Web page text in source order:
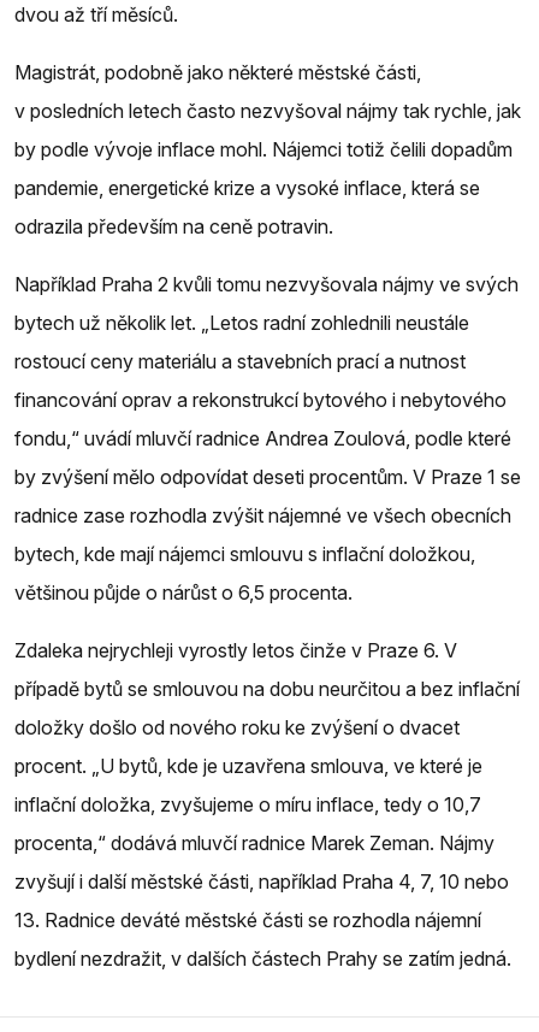
dvou až tří měsíců.
Magistrát, podobně jako některé městské části,
v posledních letech často nezvyšoval nájmy tak rychle, jak
by podle vývoje inflace mohl. Nájemci totiž čelili dopadům
pandemie, energetické krize a vysoké inflace, která se
odrazila především na ceně potravin.
Například Praha 2 kvůli tomu nezvyšovala nájmy ve svých
bytech už několik let. „Letos radní zohlednili neustále
rostoucí ceny materiálu a stavebních prací a nutnost
financování oprav a rekonstrukcí bytového i nebytového
fondu,“ uvádí mluvčí radnice Andrea Zoulová, podle které
by zvýšení mělo odpovídat deseti procentům. V Praze 1 se
radnice zase rozhodla zvýšit nájemné ve všech obecních
bytech, kde mají nájemci smlouvu s inflační doložkou,
většinou půjde o nárůst o 6,5 procenta.
Zdaleka nejrychleji vyrostly letos činže v Praze 6. V
případě bytů se smlouvou na dobu neurčitou a bez inflační
doložky došlo od nového roku ke zvýšení o dvacet
procent. „U bytů, kde je uzavřena smlouva, ve které je
inflační doložka, zvyšujeme o míru inflace, tedy o 10,7
procenta,“ dodává mluvčí radnice Marek Zeman. Nájmy
zvyšují i další městské části, například Praha 4, 7, 10 nebo
13. Radnice deváté městské části se rozhodla nájemní
bydlení nezdražit, v dalších částech Prahy se zatím jedná.